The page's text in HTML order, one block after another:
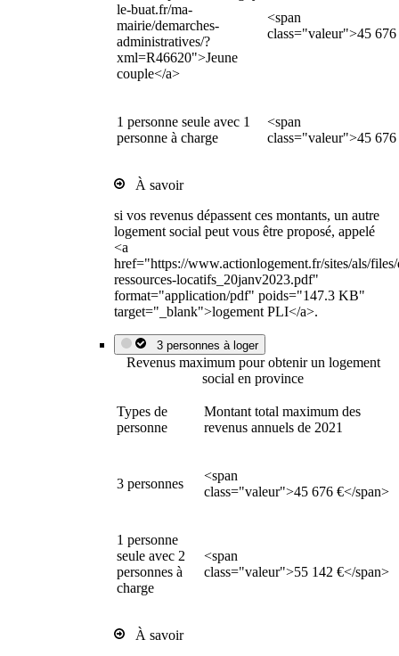
le-buat.fr/ma-
mairie/demarches-
administratives/?
xml=R46620">Jeune
couple</a>
<span
class="valeur">45 676
1 personne seule avec 1
personne à charge
<span
class="valeur">45 676
À savoir
si vos revenus dépassent ces montants, un autre
logement social peut vous être proposé, appelé
<a
href="https://www.actionlogement.fr/sites/als/
ressources-locatifs_20janv2023.pdf"
format="application/pdf" poids="147.3 KB"
target="_blank">logement PLI</a>.
3 personnes à loger
Revenus maximum pour obtenir un logement
social en province
Types de
personne
Montant total maximum des
revenus annuels de 2021
3 personnes
<span
class="valeur">45 676 €</span>
1 personne
seule avec 2
personnes à
charge
<span
class="valeur">55 142 €</span>
À savoir